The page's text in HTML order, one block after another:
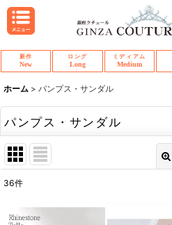
新作
New
ロング
Long
ミディアム
Medium
ホーム > パンプス・サンダル
パンプス・サンダル
36件